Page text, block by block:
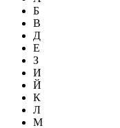
Б
В
Д
Е
З
И
Й
К
Л
М